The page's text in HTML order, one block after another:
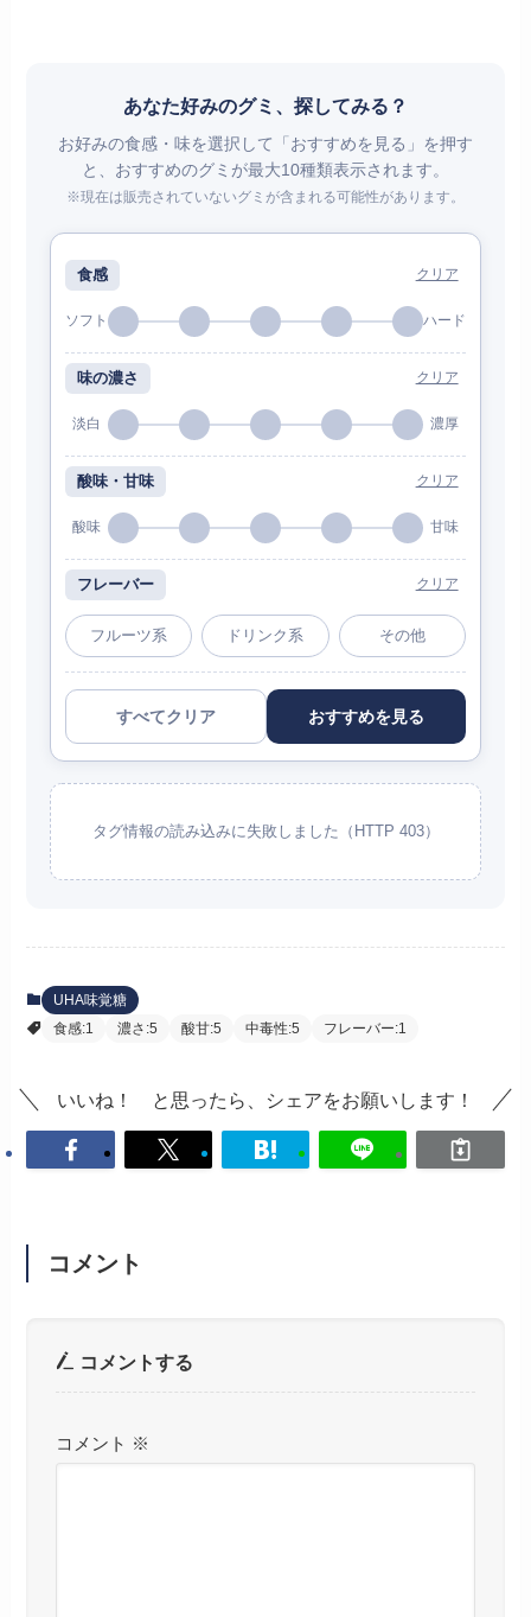
あなた好みのグミ、探してみる？
お好みの食感・味を選択して「おすすめを見る」を押す
と、おすすめのグミが最大10種類表示されます。
※現在は販売されていないグミが含まれる可能性があります。
食感 クリア
ソフト ハード
味の濃さ クリア
淡白 濃厚
酸味・甘味 クリア
酸味 甘味
フレーバー クリア
フルーツ系 ドリンク系 その他
すべてクリア おすすめを見る
タグ情報の読み込みに失敗しました（HTTP 403）
UHA味覚糖
食感:1
濃さ:5 酸甘:5 中毒性:5 フレーバー:1
いいね！ と思ったら、シェアをお願いします！
コメント
コメントする
コメント ※